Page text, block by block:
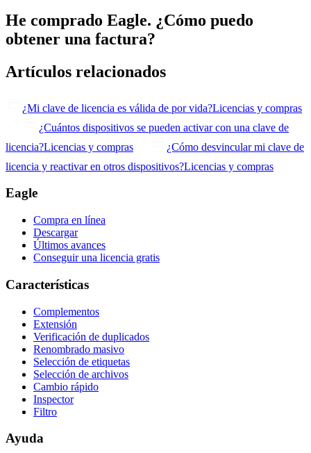
He comprado Eagle. ¿Cómo puedo
obtener una factura?
Artículos relacionados
¿Mi clave de licencia es válida de por vida?Licencias y compras
¿Cuántos dispositivos se pueden activar con una clave de
licencia?Licencias y compras
¿Cómo desvincular mi clave de
licencia y reactivar en otros dispositivos?Licencias y compras
Eagle
Compra en línea
Descargar
Últimos avances
Conseguir una licencia gratis
Características
Complementos
Extensión
Verificación de duplicados
Renombrado masivo
Selección de etiquetas
Selección de archivos
Cambio rápido
Inspector
Filtro
Ayuda